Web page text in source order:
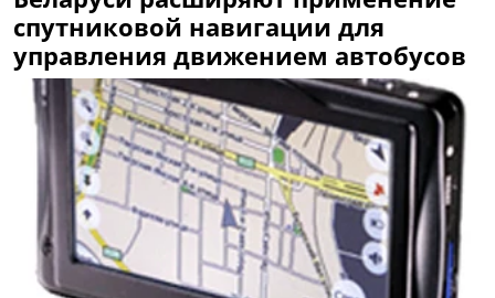
спутниковой навигации для
управления движением автобусов